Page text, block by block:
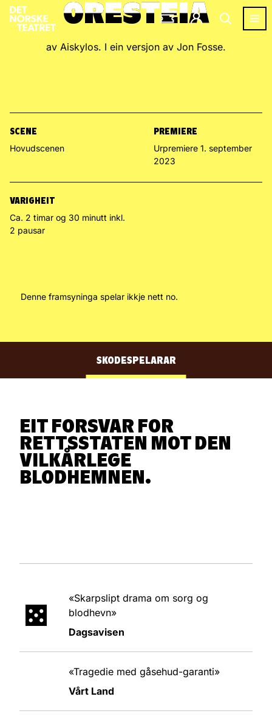
ORESTEIA
ORESTEIA
av Aiskylos. I ein versjon av Jon Fosse.
SCENE
Hovudscenen
PREMIERE
Urpremiere 1. september
2023
VARIGHEIT
Ca. 2 timar og 30 minutt inkl.
2 pausar
Denne framsyninga spelar ikkje nett no.
SKODESPELARAR
MEDVERKANDE
EIT FORSVAR FOR
RETTSSTATEN MOT DEN
VILKÅRLEGE
BLODHEMNEN.
«Skarpslipt drama om sorg og
blodhevn»
Dagsavisen
«Tragedie med gåsehud-garanti»
Vårt Land